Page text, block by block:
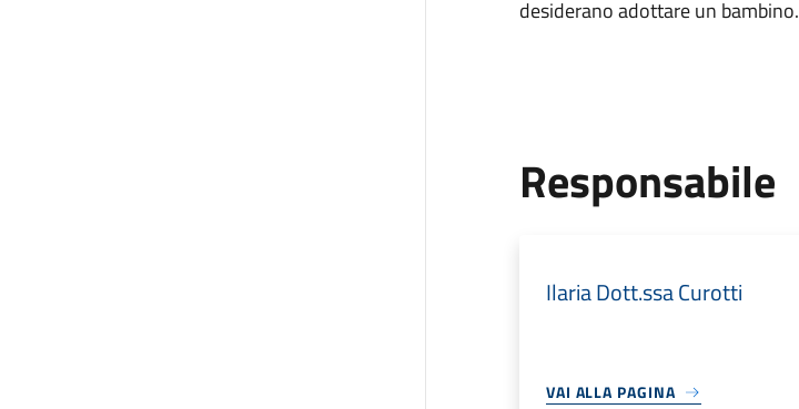
desiderano adottare un bambino.
Responsabile
Ilaria Dott.ssa Curotti
VAI ALLA PAGINA